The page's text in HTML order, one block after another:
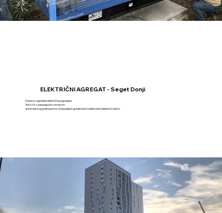
ELEKTRIČNI AGREGAT - Seget Donji
Dobava i ugradnja električnog agregata
165 kVA s pripadajućim ormarom
automatskog preklopa te svi pripadajući građevinski i elektroinstalaterski radovi.